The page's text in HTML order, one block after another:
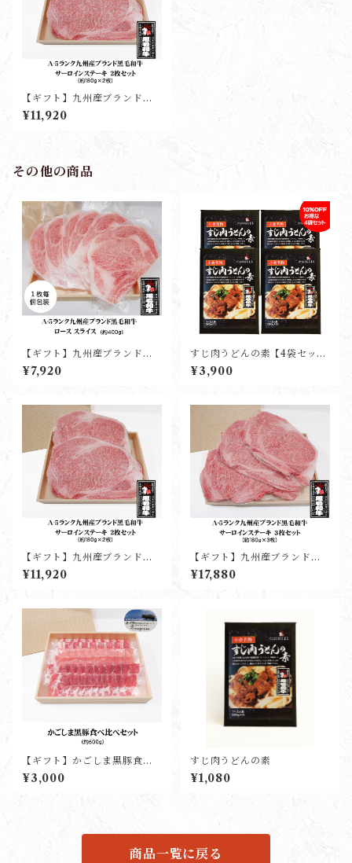
【ギフト】九州産ブランド黒
毛和牛サーロインステーキ(2
枚入り)
¥11,920
その他の商品
【ギフト】九州産ブランド黒
毛和牛ローススライス(約400
g)
¥7,920
すじ肉うどんの素【4袋セッ
ト】
¥3,900
【ギフト】九州産ブランド黒
毛和牛サーロインステーキ(2
枚入り)
¥11,920
【ギフト】九州産ブランド黒
毛和牛サーロインステーキ(3
枚入り)
¥17,880
【ギフト】かごしま黒豚食べ
比べセット(約600g)
¥3,000
すじ肉うどんの素
¥1,080
商品一覧に戻る